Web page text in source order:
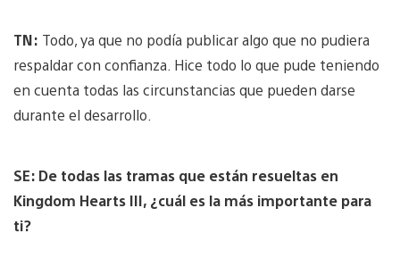
TN: Todo, ya que no podía publicar algo que no pudiera
respaldar con confianza. Hice todo lo que pude teniendo
en cuenta todas las circunstancias que pueden darse
durante el desarrollo.
SE: De todas las tramas que están resueltas en
Kingdom Hearts III, ¿cuál es la más importante para
ti?